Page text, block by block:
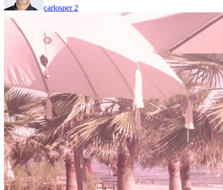
carlosper 2